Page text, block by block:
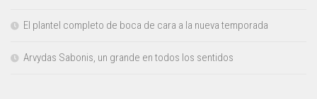
El plantel completo de boca de cara a la nueva temporada
Arvydas Sabonis, un grande en todos los sentidos